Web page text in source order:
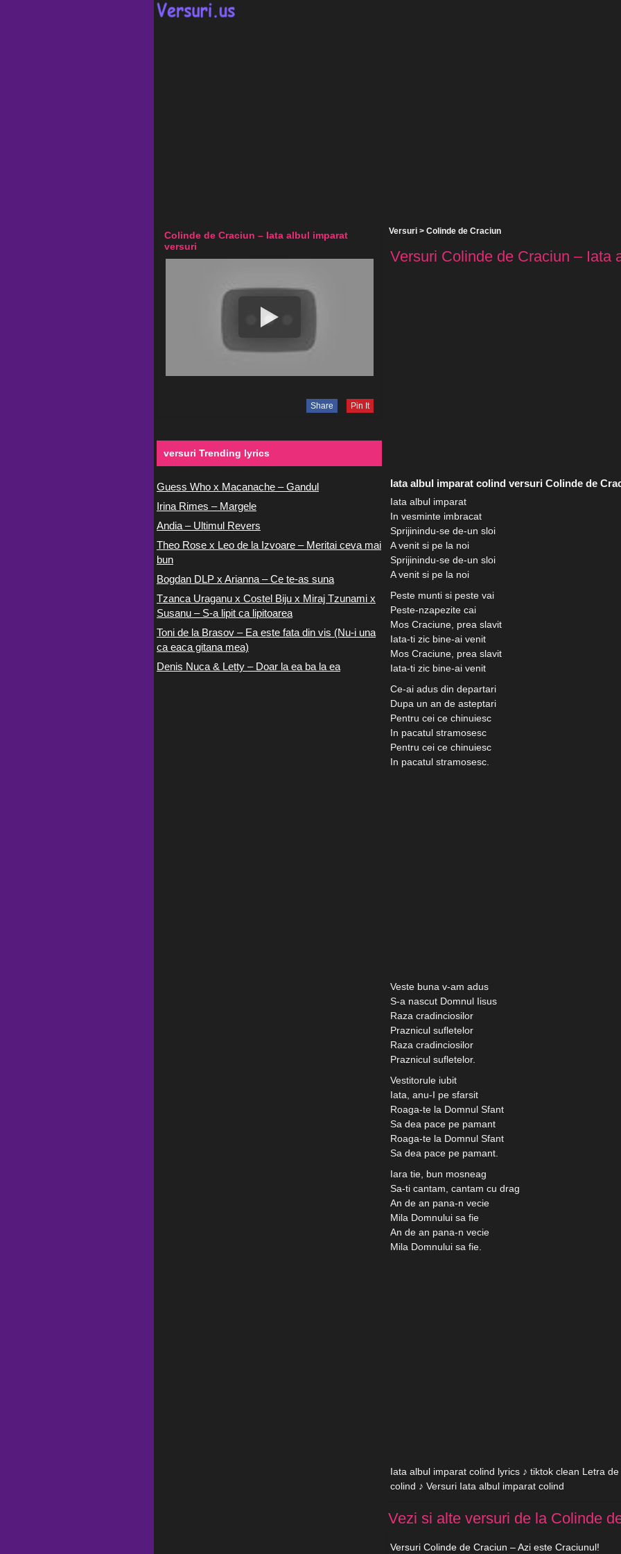
Versuri > Colinde de Craciun
Versuri Colinde de Craciun – Iata
Iata albul imparat colind versuri Colinde de
Iata albul imparat
In vesminte imbracat
Sprijinindu-se de-un sloi
A venit si pe la noi
Sprijinindu-se de-un sloi
A venit si pe la noi
Peste munti si peste vai
Peste-nzapezite cai
Mos Craciune, prea slavit
Iata-ti zic bine-ai venit
Mos Craciune, prea slavit
Iata-ti zic bine-ai venit
Ce-ai adus din departari
Dupa un an de asteptari
Pentru cei ce chinuiesc
In pacatul stramosesc
Pentru cei ce chinuiesc
In pacatul stramosesc.
Veste buna v-am adus
S-a nascut Domnul Iisus
Raza cradinciosilor
Praznicul sufletelor
Raza cradinciosilor
Praznicul sufletelor.
Vestitorule iubit
Iata, anu-I pe sfarsit
Roaga-te la Domnul Sfant
Sa dea pace pe pamant
Roaga-te la Domnul Sfant
Sa dea pace pe pamant.
Iara tie, bun mosneag
Sa-ti cantam, cantam cu drag
An de an pana-n vecie
Mila Domnului sa fie
An de an pana-n vecie
Mila Domnului sa fie.
Iata albul imparat colind lyrics ♪ tiktok clean Letra
colind ♪ Versuri Iata albul imparat colind
Vezi si alte versuri de la Colinde
Versuri Colinde de Craciun – Azi este Craciunul!
Colinde de Craciun – Iata albul imparat
versuri
Share Pin It
versuri Trending lyrics
Guess Who x Macanache – Gandul
Irina Rimes – Margele
Andia – Ultimul Revers
Theo Rose x Leo de la Izvoare – Meritai ceva mai
bun
Bogdan DLP x Arianna – Ce te-as suna
Tzanca Uraganu x Costel Biju x Miraj Tzunami x
Susanu – S-a lipit ca lipitoarea
Toni de la Brasov – Ea este fata din vis (Nu-i una
ca eaca gitana mea)
Denis Nuca & Letty – Doar la ea ba la ea